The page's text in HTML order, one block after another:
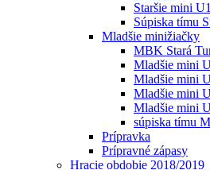
Staršie mini
Súpiska tímu
Mladšie minižiačky
MBK Stará
Mladšie mini
Mladšie mini
Mladšie mini
Mladšie mini
súpiska tímu
Prípravka
Prípravné zápasy
Hracie obdobie 2018/2019